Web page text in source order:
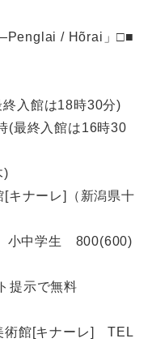
/ Hõrai」□■
入館は18時30分)
終入館は16時30
)
キナーレ]（新潟県十
小中学生 800(600)
示で無料
術館[キナーレ] TEL